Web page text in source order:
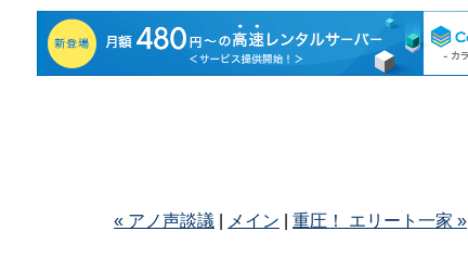
« アノ声談議 メイン 重圧！ エリート一家 »